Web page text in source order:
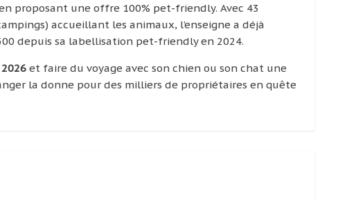
proposant une offre 100% pet-friendly. Avec 43
accueillant les animaux, l’enseigne a déjà
depuis sa labellisation pet-friendly en 2024.
et faire du voyage avec son chien ou son chat une
la donne pour des milliers de propriétaires en quête